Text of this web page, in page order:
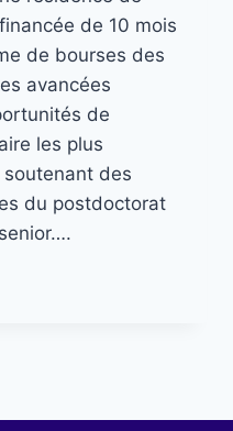
de 10 mois
de bourses des
avancées
de
les plus
soutenant des
du postdoctorat